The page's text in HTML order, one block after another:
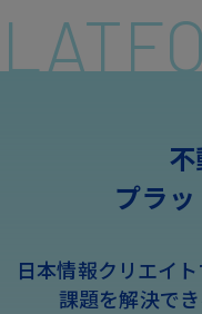
プラ
日本情報クリエイ
課題を解決でき